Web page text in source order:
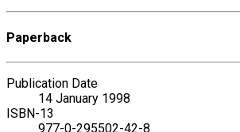
Paperback
Publication Date
14 January 1998
ISBN-13
977-0-295502-42-8